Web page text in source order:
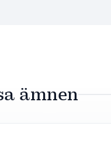
ämnen